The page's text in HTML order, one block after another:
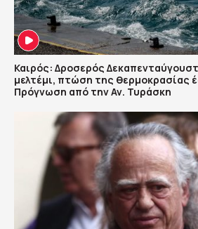
Καιρός: Δροσερός
μελτέμι, πτώση της θερμοκρασίας
Πρόγνωση από την Αν. Τυράσκη